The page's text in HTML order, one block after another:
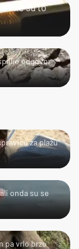
one su to
odgovor
za plažu
onda su se
pa vrlo brzo